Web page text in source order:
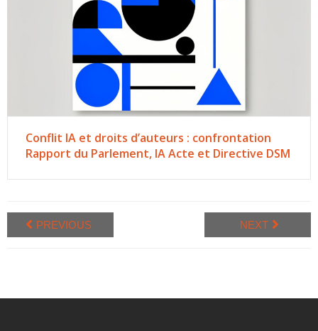
Conflit IA et droits d’auteurs : confrontation
Rapport du Parlement, IA Acte et Directive DSM
PREVIOUS NEXT